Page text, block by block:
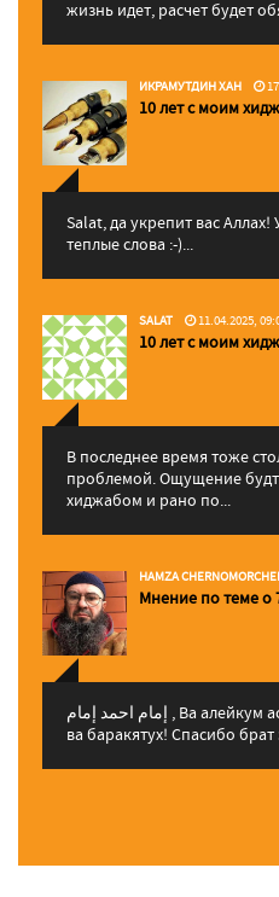
жизнь идет, расчет будет
ИКРАМУТДИН ХАН
10 лет с моим
Salat, да укрепит вас Аллаx!
теплые слова :-)...
SALAT 11.04.2025,
10 лет с моим
В последнее время тоже
проблемой. Ощущение
хиджабом и рано по...
HAMZA
Мнение по теме о
إمام احمد إمام , Ва алейкум ассалам ва рахматуЛлахи
ва баракятух! Спасибо